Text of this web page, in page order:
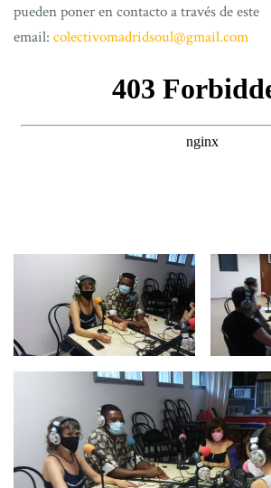
pueden poner en contacto a través de este
email: colectivomadridsoul@gmail.com